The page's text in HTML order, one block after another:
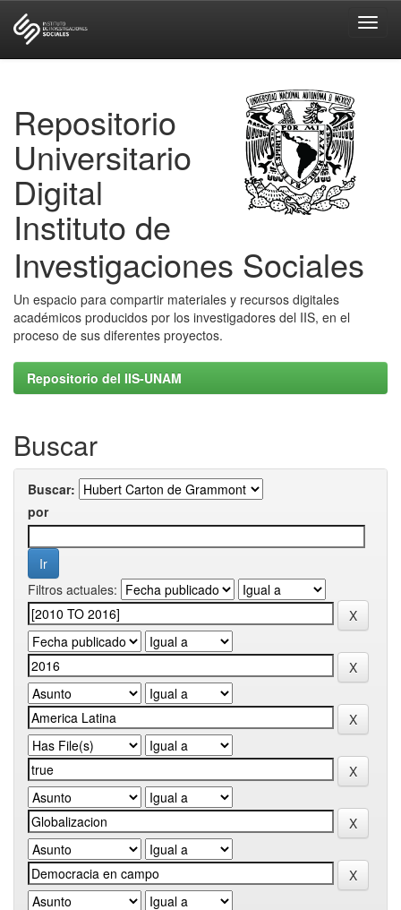
Repositorio
Universitario
Digital
Instituto de
Investigaciones Sociales
Un espacio para compartir materiales y recursos digitales
académicos producidos por los investigadores del IIS, en el
proceso de sus diferentes proyectos.
Repositorio del IIS-UNAM
Buscar
Buscar:
por
Filtros actuales: